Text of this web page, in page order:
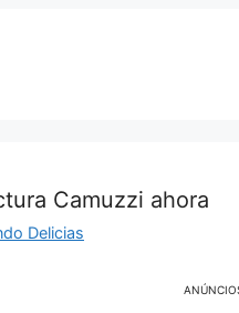
Camuzzi ahora
Delicias